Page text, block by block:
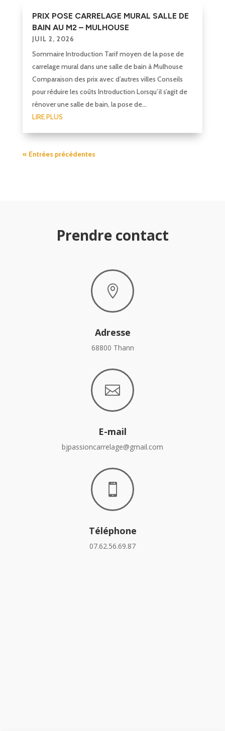
PRIX POSE CARRELAGE MURAL SALLE DE
BAIN AU M2 – MULHOUSE
JUIL 2, 2026
Sommaire Introduction Tarif moyen de la pose de
carrelage mural dans une salle de bain à Mulhouse
Comparaison des prix avec d’autres villes Conseils
pour réduire les coûts Introduction Lorsqu’il s’agit de
rénover une salle de bain, la pose de...
LIRE PLUS
« Entrées précédentes
Prendre contact

Adresse
68800 Thann

E-mail
bjpassioncarrelage@gmail.com

Téléphone
07.62.56.69.87